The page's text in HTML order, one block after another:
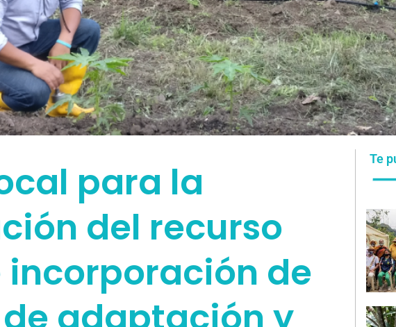
para la
del recurso
incorporación de
Te